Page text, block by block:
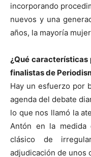
incorporando
nuevos y una
años, la mayoría
¿Qué
finalistas de
Hay un esfuerzo por
agenda del debate
lo que nos llamó la
Antón en la medida
clásico de
adjudicación de unos